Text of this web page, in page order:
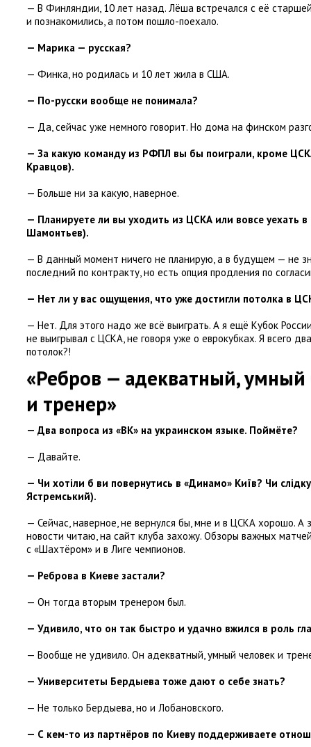
— В Финляндии, 10 лет назад. Лёша встречался с её
и познакомились, а потом пошло-поехало.
— Марика — русская?
— Финка, но родилась и 10 лет жила в США.
— По-русски вообще не понимала?
— Да, сейчас уже немного говорит. Но дома на финском
— За какую команду из РФПЛ вы бы поиграли, кроме
Кравцов).
— Больше ни за какую, наверное.
— Планируете ли вы уходить из ЦСКА или вовсе уехать в
Шамонтьев).
— В данный момент ничего не планирую, а в будущем — не
последний по контракту, но есть опция продления по
— Нет ли у вас ощущения, что уже достигли потолка в
— Нет. Для этого надо же всё выиграть. А я ещё Кубок
не выигрывал с ЦСКА, не говоря уже о еврокубках. Я всего
потолок?!
«Ребров — адекватный,умный
и тренер»
— Два вопроса из «ВК» на украинском языке. Поймёте?
— Давайте.
— Чи хотіли б ви повернутись в «Динамо» Київ? Чи
Ястремський).
— Сейчас, наверное, не вернулся бы, мне и в ЦСКА хорошо. А
новости читаю, на сайт клуба захожу. Обзоры важных
с «Шахтёром» и в Лиге чемпионов.
— Реброва в Киеве застали?
— Он тогда вторым тренером был.
— Удивило, что он так быстро и удачно вжился в роль
— Вообще не удивило. Он адекватный, умный человек и
— Университеты Бердыева тоже дают о себе знать?
— Не только Бердыева, но и Лобановского.
— С кем-то из партнёров по Киеву поддерживаете